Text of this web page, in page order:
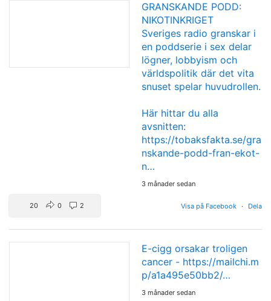
GRANSKANDE PODD:
NIKOTINKRIGET
Sveriges radio granskar i
en poddserie i sex delar
lögner, lobbyism och
världspolitik där det vita
snuset spelar huvudrollen.
Här hittar du alla
avsnitten:
https://tobaksfakta.se/gra
nskande-podd-fran-ekot-
n…
3 månader sedan
Visa på Facebook · Dela
20 0 2
E-cigg orsakar troligen
cancer - https://mailchi.m
p/a1a495e50bb2/…
3 månader sedan